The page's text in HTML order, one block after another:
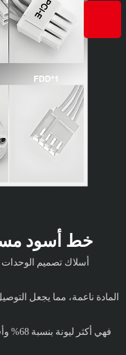
خط أسود
أسلاك تصميم
المادة ناعمة، مما يجعل